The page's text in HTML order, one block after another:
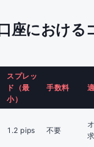
座における
スプレッ
ド（最
小）
手数料
1.2 pips 不要